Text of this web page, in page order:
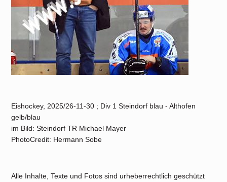
Eishockey, 2025/26-11-30 ; Div 1 Steindorf blau - Althofen
gelb/blau
im Bild: Steindorf TR Michael Mayer
PhotoCredit: Hermann Sobe
Alle Inhalte, Texte und Fotos sind urheberrechtlich geschützt